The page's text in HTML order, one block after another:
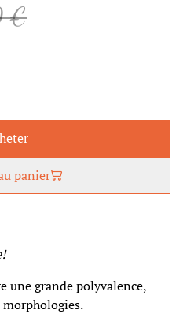
€
panier
une grande polyvalence,